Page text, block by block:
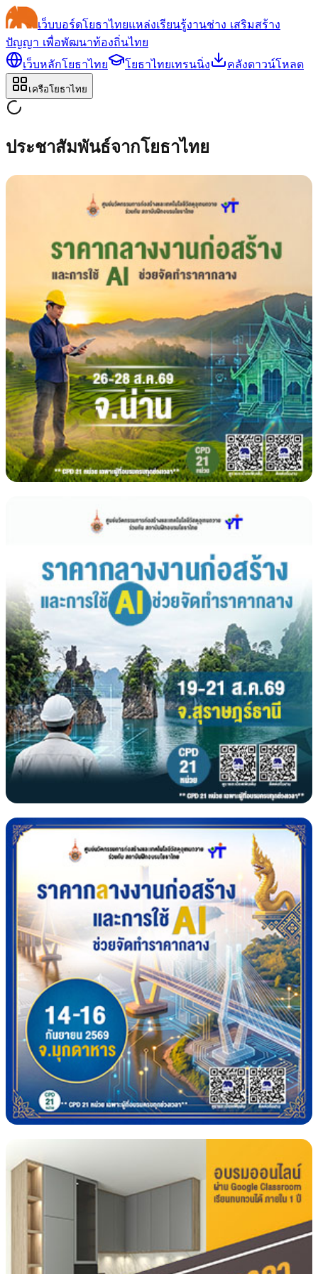
เว็บบอร์ดโยธาไทยแหล่งเรียนรู้งานช่าง เสริมสร้าง
ปัญญา เพื่อพัฒนาท้องถิ่นไทย
เว็บหลักโยธาไทย
โยธาไทยเทรนนิ่ง คลังดาวน์โหลด
เครือโยธาไทย
ประชาสัมพันธ์จากโยธาไทย